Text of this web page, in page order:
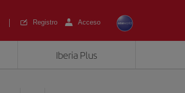
Registro Acceso
Iberia Plus